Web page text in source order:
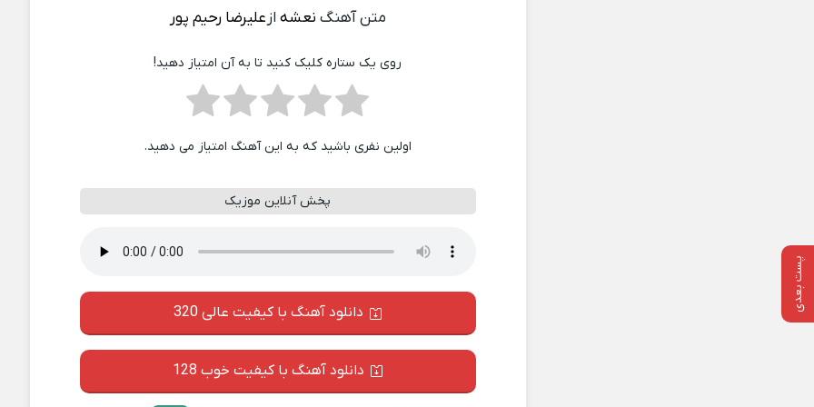
پست بعدی
متن آهنگ نعشه ازعلیرضا رحیم پور
روی یک ستاره کلیک کنید تا به آن امتیاز دهید!
اولین نفری باشید که به این آهنگ امتیاز می دهید.
پخش آنلاین موزیک
دانلود آهنگ با کیفیت عالی 320
دانلود آهنگ با کیفیت خوب 128